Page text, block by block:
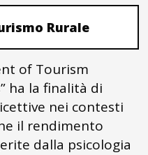
Rurale
of Tourism
ha la finalità di
nei contesti
il rendimento
dalla psicologia